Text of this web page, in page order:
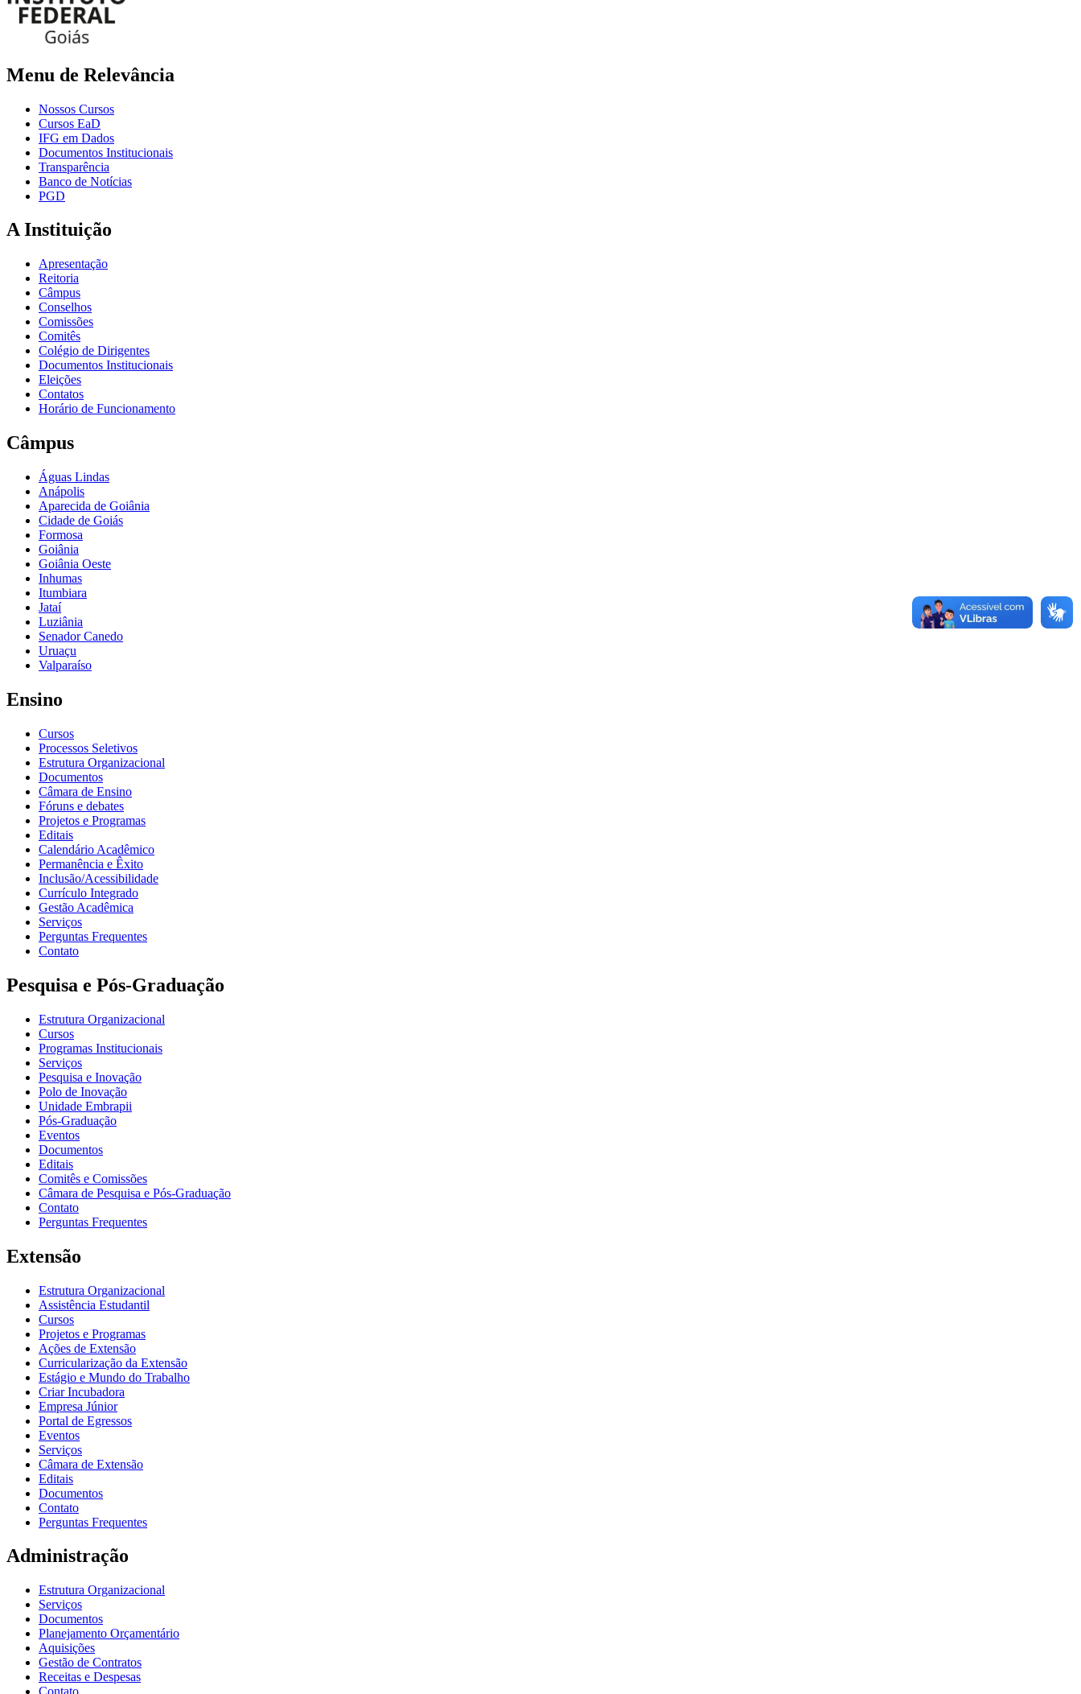
Menu de Relevância
Nossos Cursos
Cursos EaD
IFG em Dados
Documentos Institucionais
Transparência
Banco de Notícias
PGD
A Instituição
Apresentação
Reitoria
Câmpus
Conselhos
Comissões
Comitês
Colégio de Dirigentes
Documentos Institucionais
Eleições
Contatos
Horário de Funcionamento
Câmpus
Águas Lindas
Anápolis
Aparecida de Goiânia
Cidade de Goiás
Formosa
Goiânia
Goiânia Oeste
Inhumas
Itumbiara
Jataí
Luziânia
Senador Canedo
Uruaçu
Valparaíso
Ensino
Cursos
Processos Seletivos
Estrutura Organizacional
Documentos
Câmara de Ensino
Fóruns e debates
Projetos e Programas
Editais
Calendário Acadêmico
Permanência e Êxito
Inclusão/Acessibilidade
Currículo Integrado
Gestão Acadêmica
Serviços
Perguntas Frequentes
Contato
Pesquisa e Pós-Graduação
Estrutura Organizacional
Cursos
Programas Institucionais
Serviços
Pesquisa e Inovação
Polo de Inovação
Unidade Embrapii
Pós-Graduação
Eventos
Documentos
Editais
Comitês e Comissões
Câmara de Pesquisa e Pós-Graduação
Contato
Perguntas Frequentes
Extensão
Estrutura Organizacional
Assistência Estudantil
Cursos
Projetos e Programas
Ações de Extensão
Curricularização da Extensão
Estágio e Mundo do Trabalho
Criar Incubadora
Empresa Júnior
Portal de Egressos
Eventos
Serviços
Câmara de Extensão
Editais
Documentos
Contato
Perguntas Frequentes
Administração
Estrutura Organizacional
Serviços
Documentos
Planejamento Orçamentário
Aquisições
Gestão de Contratos
Receitas e Despesas